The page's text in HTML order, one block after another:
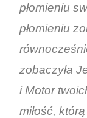
płomieniu
płomieniu
zobaczyła
i Motor
miłość,